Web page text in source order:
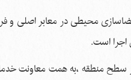
فضاسازی محیطی در معابر اصلی
است.
سطح منطقه ،به همت معاونت